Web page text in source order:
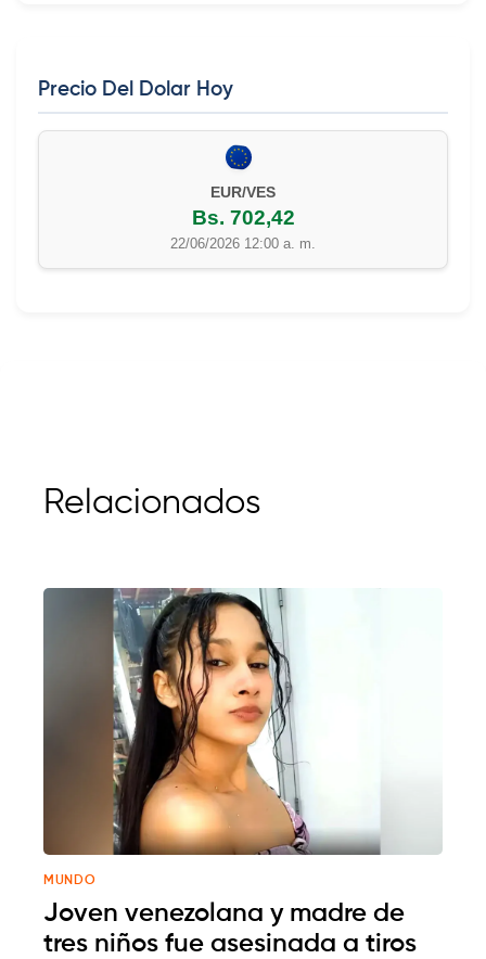
Precio Del Dolar Hoy
EUR/VES
Bs. 702,42
22/06/2026 12:00 a. m.
Relacionados
MUNDO
Joven venezolana y madre de
tres niños fue asesinada a tiros